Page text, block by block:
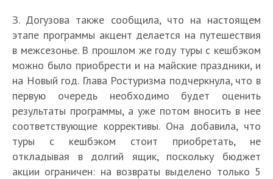
З. Догузова также сообщила, что на настоящем
этапе программы акцент делается на путешествия
в межсезонье. В прошлом же году туры с кешбэком
можно было приобрести и на майские праздники, и
на Новый год. Глава Ростуризма подчеркнула, что в
первую очередь необходимо будет оценить
результаты программы, а уже потом вносить в нее
соответствующие коррективы. Она добавила, что
туры с кешбэком стоит приобретать, не
откладывая в долгий ящик, поскольку бюджет
акции ограничен: на возвраты выделено только 5